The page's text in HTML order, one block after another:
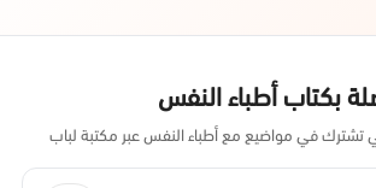
بكتاب أطباء النفس
تشترك في مواضيع مع أطباء النفس عبر مكتبة لباب